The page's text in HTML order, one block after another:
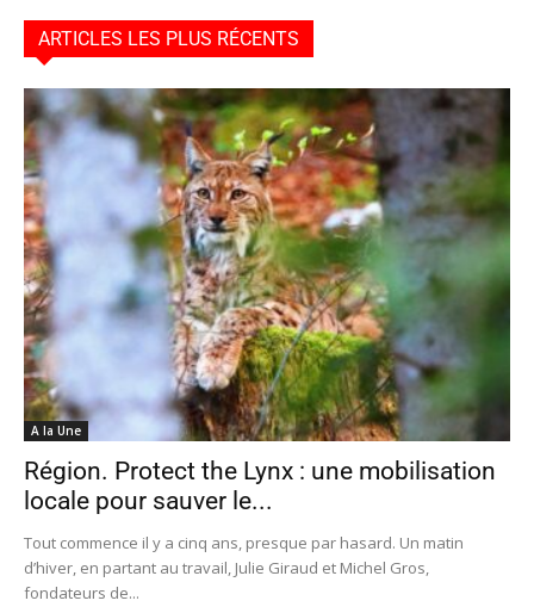
ARTICLES LES PLUS RÉCENTS
A la Une
Région. Protect the Lynx : une mobilisation
locale pour sauver le...
Tout commence il y a cinq ans, presque par hasard. Un matin
d’hiver, en partant au travail, Julie Giraud et Michel Gros,
fondateurs de...